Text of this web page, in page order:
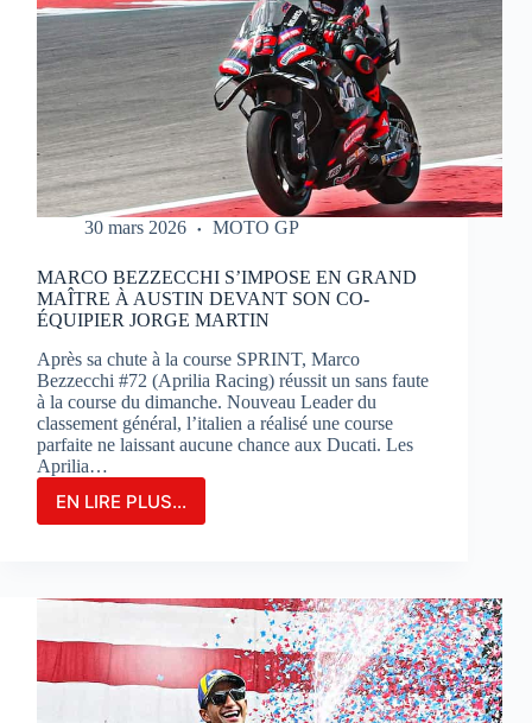
30 mars 2026 MOTO GP
MARCO BEZZECCHI S’IMPOSE EN GRAND
MAÎTRE À AUSTIN DEVANT SON CO-
ÉQUIPIER JORGE MARTIN
Après sa chute à la course SPRINT, Marco
Bezzecchi #72 (Aprilia Racing) réussit un sans faute
à la course du dimanche. Nouveau Leader du
classement général, l’italien a réalisé une course
parfaite ne laissant aucune chance aux Ducati. Les
Aprilia…
EN LIRE PLUS...
MARCO
GRAND
À
AUSTIN
DEVANT